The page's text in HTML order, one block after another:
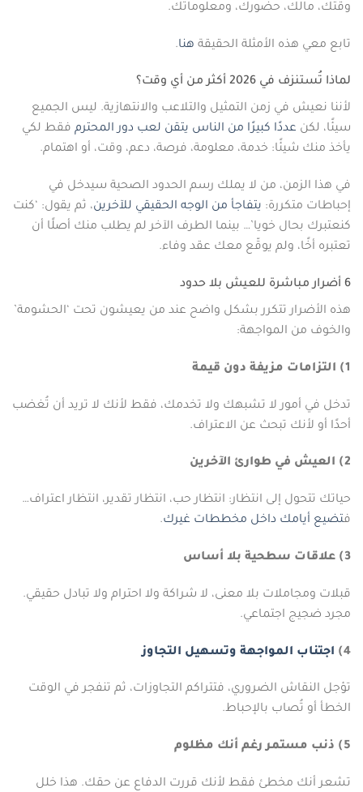
وقتك، مالك، حضورك، ومعلوماتك.
تابع معي هذه الأمثلة الحقيقة هنا.
لماذا تُستنزف في 2026 أكثر من أي وقت؟
لأننا نعيش في زمن التمثيل والتلاعب والانتهازية. ليس الجميع
سيئًا، لكن عددًا كبيرًا من الناس يتقن لعب دور المحترم فقط لكي
يأخذ منك شيئًا: خدمة، معلومة، فرصة، دعم، وقت، أو اهتمام.
في هذا الزمن، من لا يملك رسم الحدود الصحية سيدخل في
إحباطات متكررة: يتفاجأ من الوجه الحقيقي للآخرين، ثم يقول: ‘كنت
كنعتبرك بحال خويا’… بينما الطرف الآخر لم يطلب منك أصلًا أن
تعتبره أخًا، ولم يوقّع معك عقد وفاء.
6 أضرار مباشرة للعيش بلا حدود
هذه الأضرار تتكرر بشكل واضح عند من يعيشون تحت ‘الحشومة’
والخوف من المواجهة:
1) التزامات مزيفة دون قيمة
تدخل في أمور لا تشبهك ولا تخدمك، فقط لأنك لا تريد أن تُغضب
أحدًا أو لأنك تبحث عن الاعتراف.
2) العيش في طوارئ الآخرين
حياتك تتحول إلى انتظار: انتظار حب، انتظار تقدير، انتظار اعتراف…
فتضيع أيامك داخل مخططات غيرك.
3) علاقات سطحية بلا أساس
قبلات ومجاملات بلا معنى، لا شراكة ولا احترام ولا تبادل حقيقي.
مجرد ضجيج اجتماعي.
4) اجتناب المواجهة وتسهيل التجاوز
تؤجل النقاش الضروري، فتتراكم التجاوزات، ثم تنفجر في الوقت
الخطأ أو تُصاب بالإحباط.
5) ذنب مستمر رغم أنك مظلوم
تشعر أنك مخطئ فقط لأنك قررت الدفاع عن حقك. هذا خلل